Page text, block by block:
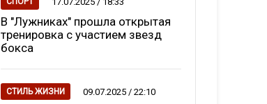
В "Лужниках" прошла открытая
тренировка с участием звезд
бокса
СТИЛЬ ЖИЗНИ 09.07.2025 / 22:10